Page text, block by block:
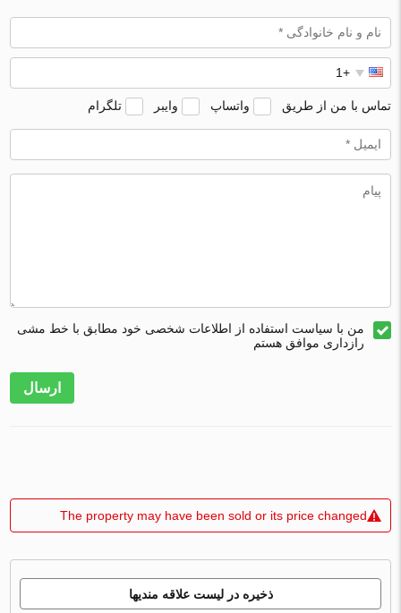
تماس با من از طریق واتساپ وایبر تلگرام
من با سیاست استفاده از اطلاعات شخصی خود مطابق با خط مشی
رازداری موافق هستم
ارسال
The property may have been sold or its price changed
ذخیره در لیست علاقه مندیها